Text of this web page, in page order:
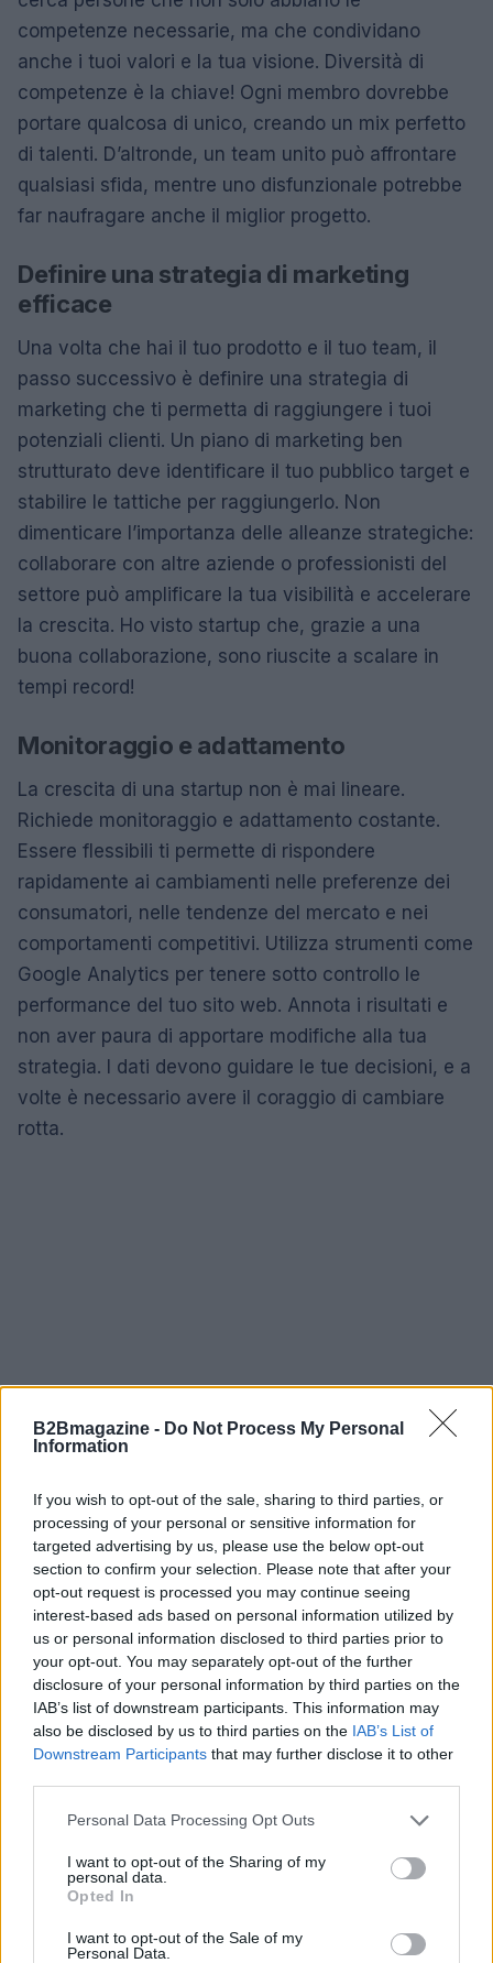
B2Bmagazine - Do Not Process My Personal
Information
If you wish to opt-out of the sale, sharing to third parties, or
processing of your personal or sensitive information for
targeted advertising by us, please use the below opt-out
section to confirm your selection. Please note that after your
opt-out request is processed you may continue seeing
interest-based ads based on personal information utilized by
us or personal information disclosed to third parties prior to
your opt-out. You may separately opt-out of the further
disclosure of your personal information by third parties on the
IAB’s list of downstream participants. This information may
also be disclosed by us to third parties on the IAB’s List of
Downstream Participants that may further disclose it to other
Please note that this website/app uses one or more Google
not limited to your visit or usage behaviour. You may click to
grant or deny consent to Google and its third-party tags to
use your data for below specified purposes in below Google
consent section.
Personal Data Processing Opt Outs
I want to opt-out of the Sharing of my
personal data.
Opted In
I want to opt-out of the Sale of my
Personal Data.
competenze necessarie, ma che condividano
anche i tuoi valori e la tua visione. Diversità di
competenze è la chiave! Ogni membro dovrebbe
portare qualcosa di unico, creando un mix perfetto
di talenti. D’altronde, un team unito può affrontare
qualsiasi sfida, mentre uno disfunzionale potrebbe
far naufragare anche il miglior progetto.
Definire una strategia di marketing
efficace
Una volta che hai il tuo prodotto e il tuo team, il
passo successivo è definire una strategia di
marketing che ti permetta di raggiungere i tuoi
potenziali clienti. Un piano di marketing ben
strutturato deve identificare il tuo pubblico target e
stabilire le tattiche per raggiungerlo. Non
dimenticare l’importanza delle alleanze strategiche:
collaborare con altre aziende o professionisti del
settore può amplificare la tua visibilità e accelerare
la crescita. Ho visto startup che, grazie a una
buona collaborazione, sono riuscite a scalare in
tempi record!
Monitoraggio e adattamento
La crescita di una startup non è mai lineare.
Richiede monitoraggio e adattamento costante.
Essere flessibili ti permette di rispondere
rapidamente ai cambiamenti nelle preferenze dei
consumatori, nelle tendenze del mercato e nei
comportamenti competitivi. Utilizza strumenti come
Google Analytics per tenere sotto controllo le
performance del tuo sito web. Annota i risultati e
non aver paura di apportare modifiche alla tua
strategia. I dati devono guidare le tue decisioni, e a
volte è necessario avere il coraggio di cambiare
rotta.
Un partner strategico per il tuo
successo
Noi di Ernesto Agency non ci limitiamo a offrire
servizi; vogliamo essere i tuoi partner strategici nel
tuo percorso verso il successo. Ogni fase del
processo offre opportunità di miglioramento e
innovazione, e noi siamo qui per supportarti in ogni
passo del tuo viaggio. Ricorda, il mondo delle
startup è in continua evoluzione. Essere preparati
giuste strategie e supporto, il tuo sogno di avviare
una startup prospera può diventare realtà. Vuoi
scoprire come possiamo aiutarti? Visita il nostro